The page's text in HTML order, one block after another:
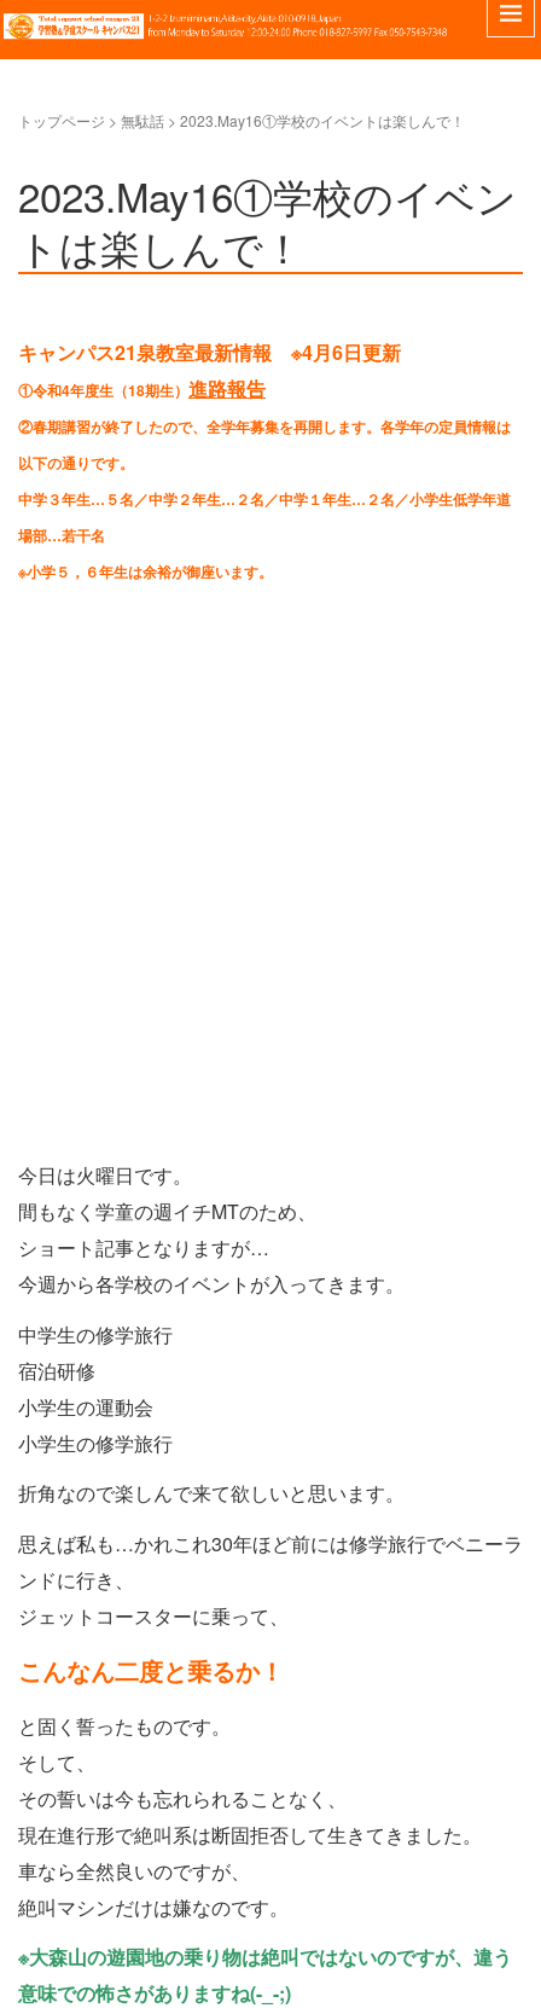
トップページ > 無駄話 > 2023.May16①学校のイベントは楽しんで！
2023.May16①学校のイベン
トは楽しんで！
キャンパス21泉教室最新情報 ※4月6日更新
①令和4年度生（18期生） 進路報告
②春期講習が終了したので、全学年募集を再開します。各学年の定員情報は
以下の通りです。
中学３年生…５名／中学２年生…２名／中学１年生…２名／小学生低学年道
場部…若干名
※小学５，６年生は余裕が御座います。
今日は火曜日です。
間もなく学童の週イチMTのため、
ショート記事となりますが…
今週から各学校のイベントが入ってきます。
中学生の修学旅行
宿泊研修
小学生の運動会
小学生の修学旅行
折角なので楽しんで来て欲しいと思います。
思えば私も…かれこれ30年ほど前には修学旅行でベニーラ
ンドに行き、
ジェットコースターに乗って、
こんなん二度と乗るか！
と固く誓ったものです。
そして、
その誓いは今も忘れられることなく、
現在進行形で絶叫系は断固拒否して生きてきました。
車なら全然良いのですが、
絶叫マシンだけは嫌なのです。
※大森山の遊園地の乗り物は絶叫ではないのですが、違う
意味での怖さがありますね(-_-;)